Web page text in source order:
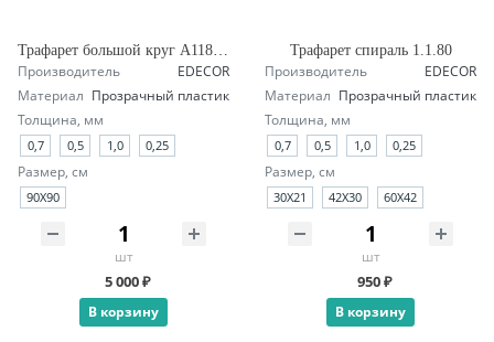
Производитель
EDECOR
Материал Прозрачный пластик
Толщина, мм
0,7 0,5 1,0 0,25
Размер, см
90X90
шт
5 000 ₽
В корзину
Трафарет спираль 1.1.80
Производитель
EDECOR
Материал Прозрачный пластик
Толщина, мм
0,7 0,5 1,0 0,25
Размер, см
30X21 42X30 60X42
шт
950 ₽
В корзину